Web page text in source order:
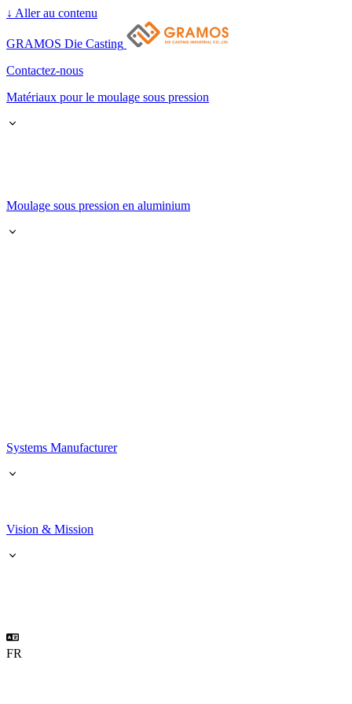
↓ Aller au contenu
GRAMOS Die Casting
Contactez-nous
Matériaux pour le moulage sous pression
Moulage sous pression en aluminium
Systems Manufacturer
Vision & Mission
FR